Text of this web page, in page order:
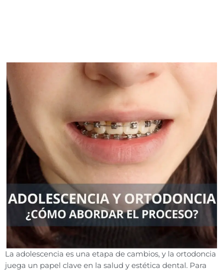
La adolescencia es una etapa de cambios, y la ortodoncia
juega un papel clave en la salud y estética dental. Para